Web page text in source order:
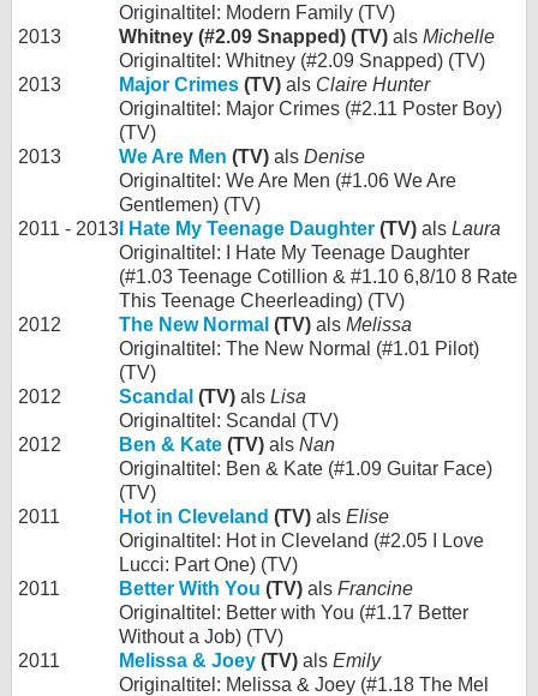
Originaltitel: Modern Family (TV)
2013
Whitney (#2.09 Snapped) (TV) als Michelle
Originaltitel: Whitney (#2.09 Snapped) (TV)
2013
Major Crimes (TV) als Claire Hunter
Originaltitel: Major Crimes (#2.11 Poster Boy)
(TV)
2013
We Are Men (TV) als Denise
Originaltitel: We Are Men (#1.06 We Are
Gentlemen) (TV)
2011 - 2013 I Hate My Teenage Daughter (TV) als Laura
Originaltitel: I Hate My Teenage Daughter
(#1.03 Teenage Cotillion & #1.10 6,8/10 8 Rate
This Teenage Cheerleading) (TV)
2012
The New Normal (TV) als Melissa
Originaltitel: The New Normal (#1.01 Pilot)
(TV)
2012
Scandal (TV) als Lisa
Originaltitel: Scandal (TV)
2012
Ben & Kate (TV) als Nan
Originaltitel: Ben & Kate (#1.09 Guitar Face)
(TV)
2011
Hot in Cleveland (TV) als Elise
Originaltitel: Hot in Cleveland (#2.05 I Love
Lucci: Part One) (TV)
2011
Better With You (TV) als Francine
Originaltitel: Better with You (#1.17 Better
Without a Job) (TV)
2011
Melissa & Joey (TV) als Emily
Originaltitel: Melissa & Joey (#1.18 The Mel